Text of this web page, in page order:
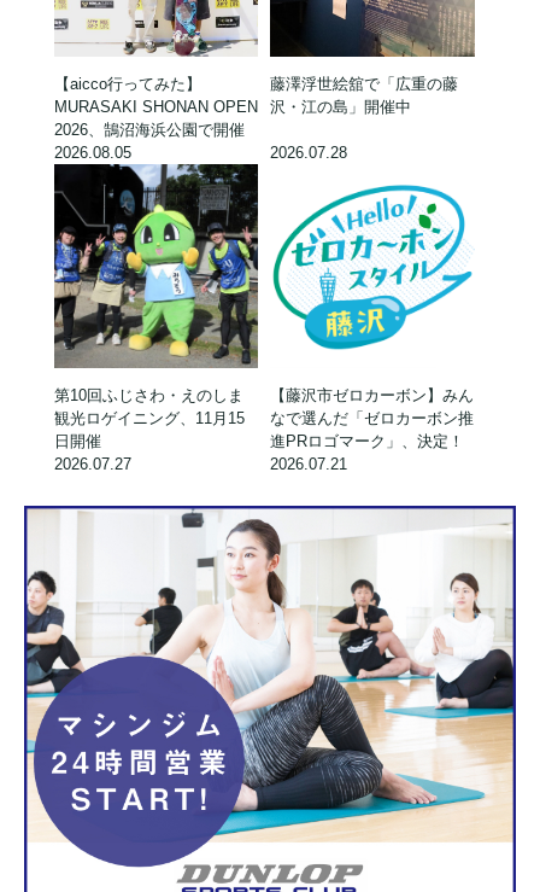
【aicco行ってみた】
MURASAKI SHONAN OPEN
2026、鵠沼海浜公園で開催
2026.08.05
藤澤浮世絵舘で「広重の藤
沢・江の島」開催中
2026.07.28
第10回ふじさわ・えのしま
観光ロゲイニング、11月15
日開催
2026.07.27
【藤沢市ゼロカーボン】みん
なで選んだ「ゼロカーボン推
進PRロゴマーク」、決定！
2026.07.21